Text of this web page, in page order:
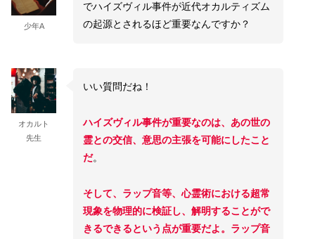
少年A
でハイズヴィル事件が近代オカルティズム
の起源とされるほど重要なんですか？
オカルト
先生
いい質問だね！
ハイズヴィル事件が重要なのは、あの世の
霊との交信、意思の主張を可能にしたこと
だ。
そして、ラップ音等、心霊術における超常
現象を物理的に検証し、解明することがで
きるできるという点が重要だよ。ラップ音